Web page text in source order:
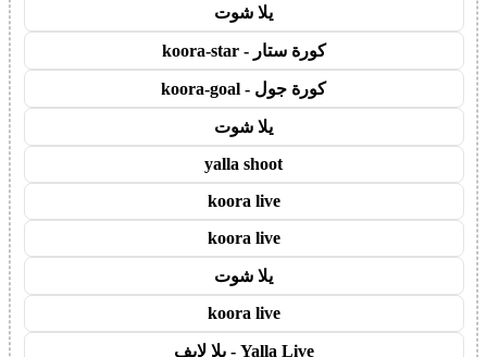
يلا شوت
كورة ستار - koora-star
كورة جول - koora-goal
يلا شوت
yalla shoot
koora live
koora live
يلا شوت
koora live
Yalla Live - يلا لايف